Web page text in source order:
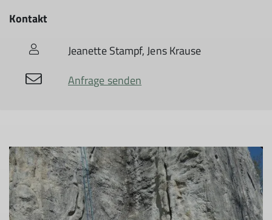
Kontakt
Jeanette Stampf, Jens Krause
Anfrage senden